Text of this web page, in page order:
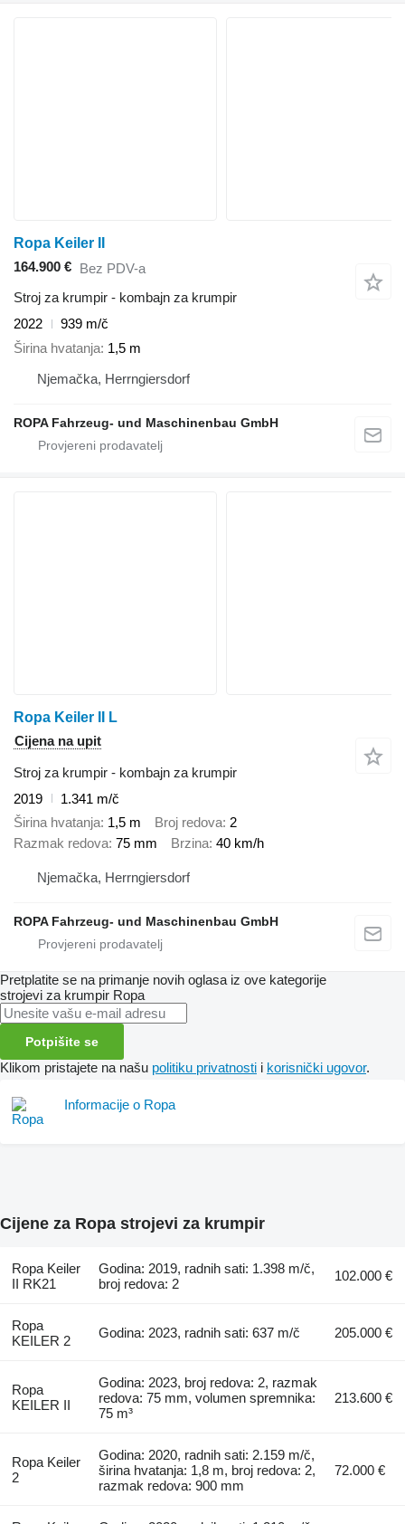
Ropa Keiler II
164.900 € Bez PDV-a
Stroj za krumpir - kombajn za krumpir
2022
939 m/č
Širina hvatanja 1,5 m
Njemačka, Herrngiersdorf
ROPA Fahrzeug- und Maschinenbau GmbH
Ropa Keiler II L
Cijena na upit
Stroj za krumpir - kombajn za krumpir
2019
1.341 m/č
Širina hvatanja 1,5 m Broj redova 2
Razmak redova 75 mm Brzina 40 km/h
Njemačka, Herrngiersdorf
ROPA Fahrzeug- und Maschinenbau GmbH
Pretplatite se na primanje novih oglasa iz ove kategorije
strojevi za krumpir Ropa
Potpišite se
Klikom pristajete na našu politiku privatnosti i korisnički ugovor.
Informacije o Ropa
Cijene za Ropa strojevi za krumpir
Ropa Keiler
II RK21
Godina: 2019, radnih sati: 1.398 m/č,
broj redova: 2
102.000 €
Ropa
KEILER 2
Godina: 2023, radnih sati: 637 m/č 205.000 €
Ropa
KEILER II
Godina: 2023, broj redova: 2, razmak
redova: 75 mm, volumen spremnika:
75 m³
213.600 €
Ropa Keiler
2
Godina: 2020, radnih sati: 2.159 m/č,
širina hvatanja: 1,8 m, broj redova: 2,
razmak redova: 900 mm
72.000 €